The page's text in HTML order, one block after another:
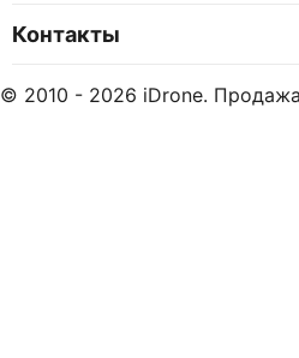
Контакты
© 2010 - 2026 iDrone.